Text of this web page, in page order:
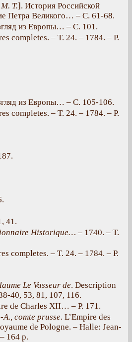
М. Т.]. История Российской
Петра Великого… – С. 61-68.
из Европы… – С. 101.
completes. – T. 24. – 1784. – Р.
из Европы… – С. 105-106.
completes. – T. 24. – 1784. – Р.
41.
Historique… – 1740. – T.
completes. – T. 24. – 1784. – P.
Le Vasseur de. Description
40, 53, 81, 107, 116.
de Charles XII… – Р. 171.
comte prusse. L’Empire des
de Pologne. – Halle: Jean-
164 p.